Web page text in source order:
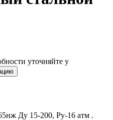
уточняйте у
Ду 15-200, Ру-16 атм .